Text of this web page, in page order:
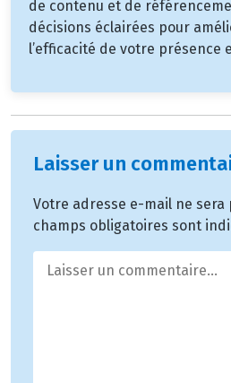
de contenu et de
décisions éclairées pour
l’efficacité de votre présence
Laisser un
Votre adresse e-mail ne sera
champs obligatoires sont